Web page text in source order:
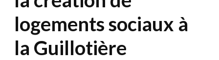
logements sociaux à
la Guillotière